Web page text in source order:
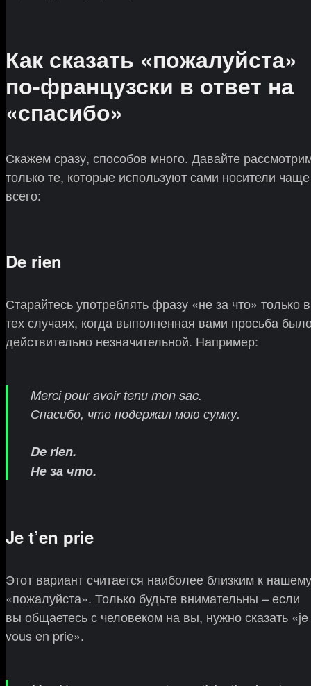
Как сказать «пожалуйста»
по-французски в ответ на
«спасибо»
Скажем сразу, способов много. Давайте
только те, которые используют сами носители чаще
всего:
De rien
Старайтесь употреблять фразу «не за что» только в
тех случаях, когда выполненная вами просьба
действительно незначительной. Например:
Merci pour avoir tenu mon sac.
Спасибо, что подержал мою сумку.
De rien.
Не за что.
Je t’en prie
Этот вариант считается наиболее близким к нашему
«пожалуйста». Только будьте внимательны – если
вы общаетесь с человеком на вы, нужно сказать «je
vous en prie».